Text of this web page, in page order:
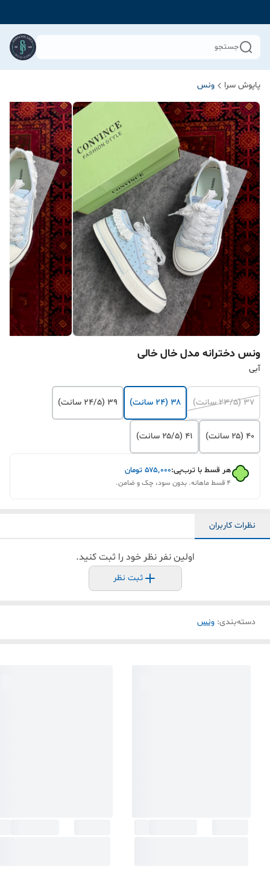
جستجو
پاپوش سرا ونس
ونس دخترانه مدل خال خالی
آبی
۳۷ (۲۳/۵ سانت) ۳۸ (۲۴ سانت) ۳۹ (۲۴/۵ سانت)
۴۰ (۲۵ سانت) ۴۱ (۲۵/۵ سانت)
هر قسط با ترب‌پی:۵۷۵٬۰۰۰ تومان
۴ قسط ماهانه. بدون سود، چک و ضامن.
نظرات کاربران
اولین نفر نظر خود را ثبت کنید.
ثبت نظر
دسته‌بندی: ونس